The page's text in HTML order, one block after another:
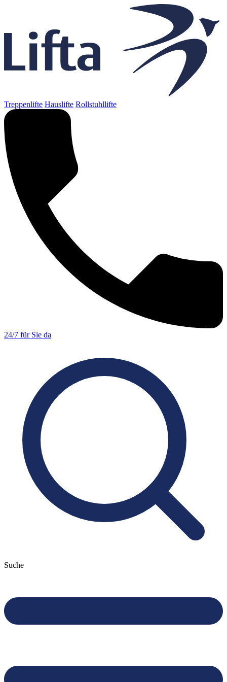
Treppenlifte Hauslifte Rollstuhllifte
24/7 für Sie da
Suche